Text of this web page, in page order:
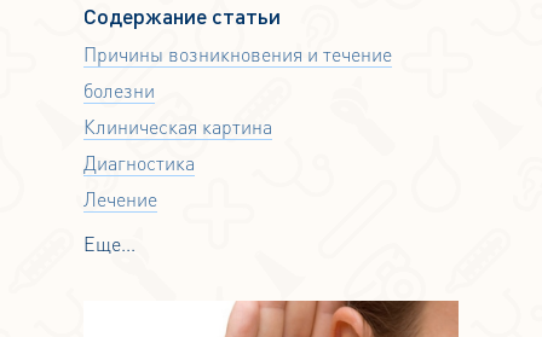
Содержание статьи
Причины возникновения и течение
болезни
Клиническая картина
Диагностика
Лечение
Еще...